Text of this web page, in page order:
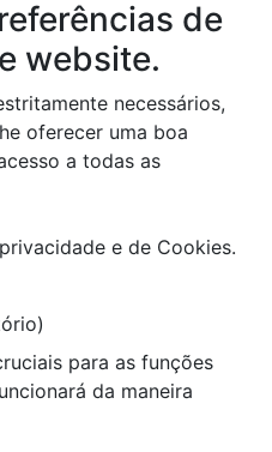
de
website.
necessários,
oferecer uma boa
a todas as
e de Cookies.
para as funções
da maneira